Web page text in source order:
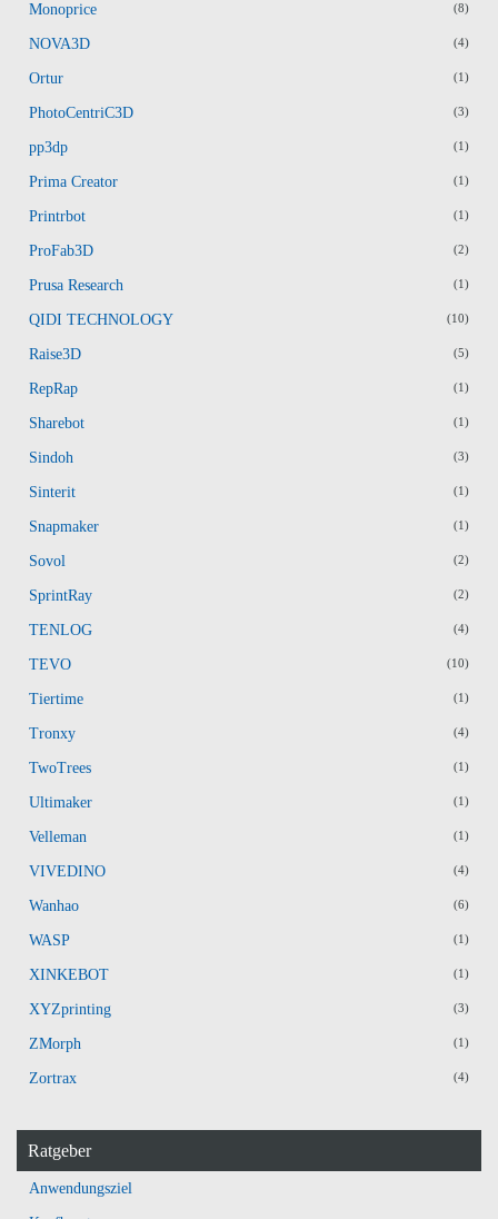
Monoprice (8)
NOVA3D (4)
Ortur (1)
PhotoCentriC3D (3)
pp3dp (1)
Prima Creator (1)
Printrbot (1)
ProFab3D (2)
Prusa Research (1)
QIDI TECHNOLOGY (10)
Raise3D (5)
RepRap (1)
Sharebot (1)
Sindoh (3)
Sinterit (1)
Snapmaker (1)
Sovol (2)
SprintRay (2)
TENLOG (4)
TEVO (10)
Tiertime (1)
Tronxy (4)
TwoTrees (1)
Ultimaker (1)
Velleman (1)
VIVEDINO (4)
Wanhao (6)
WASP (1)
XINKEBOT (1)
XYZprinting (3)
ZMorph (1)
Zortrax (4)
Ratgeber
Anwendungsziel